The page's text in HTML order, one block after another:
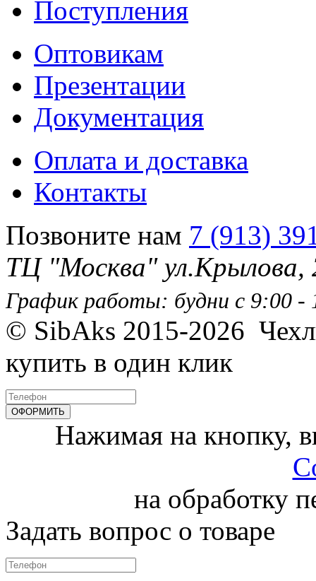
Поступления
Оптовикам
Презентации
Документация
Оплата и доставка
Контакты
Позвоните нам 7 (913)
ТЦ "Москва"
График работы: будни с 9:00 -
© SibAks 2015-2026
купить в один клик
Нажимая на кнопку,
на обработку
Задать вопрос о товаре